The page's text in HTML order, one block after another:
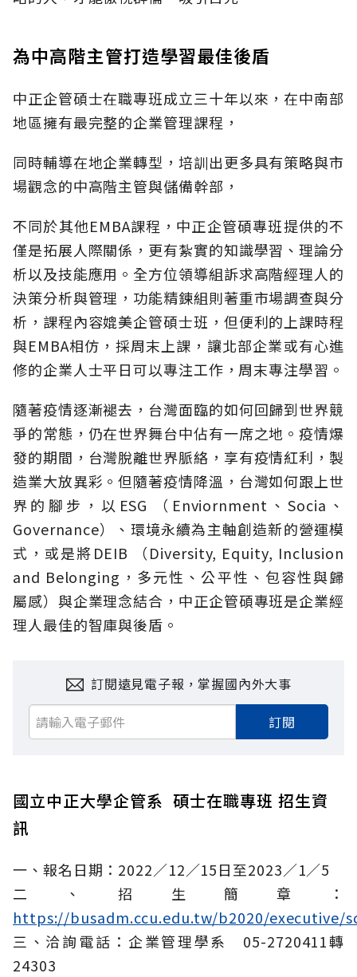
為中高階主管打造學習最佳後盾
中正企管碩士在職專班成立三十年以來，在中南部
地區擁有最完整的企業管理課程，
同時輔導在地企業轉型，培訓出更多具有策略與市
場觀念的中高階主管與儲備幹部，
不同於其他EMBA課程，中正企管碩專班提供的不
僅是拓展人際關係，更有紮實的知識學習、理論分
析以及技能應用。全方位領導組訴求高階經理人的
決策分析與管理，功能精鍊組則著重市場調查與分
析，課程內容媲美企管碩士班，但便利的上課時程
與EMBA相仿，採周末上課，讓北部企業或有心進
修的企業人士平日可以專注工作，周末專注學習。
隨著疫情逐漸褪去，台灣面臨的如何回歸到世界競
爭的常態，仍在世界舞台中佔有一席之地。疫情爆
發的期間，台灣脫離世界脈絡，享有疫情紅利，製
造業大放異彩。但隨著疫情降溫，台灣如何跟上世
界的腳步，以ESG （Enviornment、Socia、
Governance）、環境永續為主軸創造新的營運模
式，或是將DEIB （Diversity, Equity, Inclusion
and Belonging，多元性、公平性、包容性與歸
屬感）與企業理念結合，中正企管碩專班是企業經
理人最佳的智庫與後盾。
訂閱遠見電子報，掌握國內外大事
訂閱
國立中正大學企管系 碩士在職專班 招生資
訊
一、報名日期：2022／12／15日至2023／1／5
二、招生簡章：
https://busadm.ccu.edu.tw/b2020/executive/
三、洽詢電話：企業管理學系 05-2720411轉
24303